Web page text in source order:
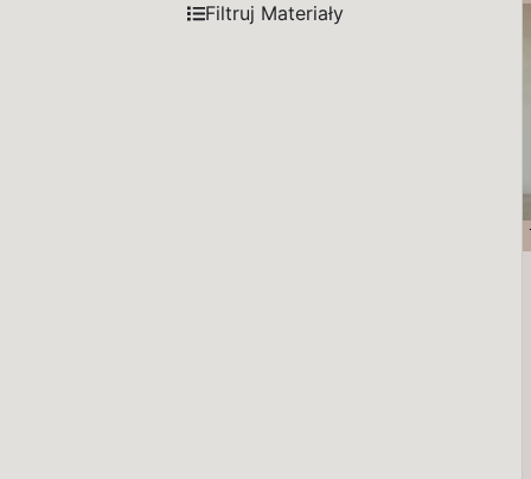
Filtruj Materiały